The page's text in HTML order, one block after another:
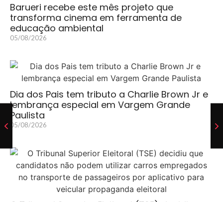
Barueri recebe este mês projeto que
transforma cinema em ferramenta de
educação ambiental
05/08/2026
Dia dos Pais tem tributo a Charlie Brown Jr e
lembrança especial em Vargem Grande
Paulista
05/08/2026